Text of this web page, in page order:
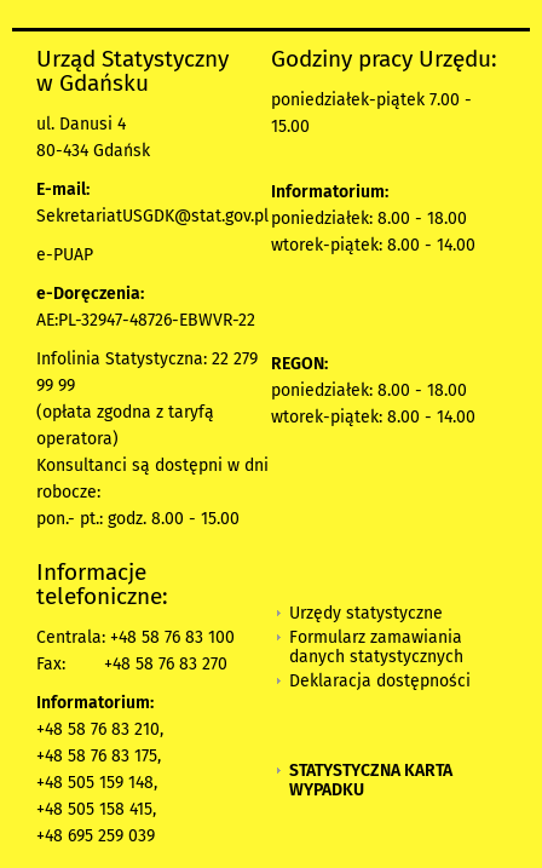
Urząd Statystyczny
w Gdańsku
ul. Danusi 4
80-434 Gdańsk
E-mail:
SekretariatUSGDK@stat.gov.pl
e-PUAP
e-Doręczenia:
AE:PL-32947-48726-EBWVR-22
Infolinia Statystyczna: 22 279
99 99
(opłata zgodna z taryfą
operatora)
Konsultanci są dostępni w dni
robocze:
pon.- pt.: godz. 8.00 - 15.00
Godziny pracy Urzędu:
poniedziałek-piątek 7.00 -
15.00
Informatorium:
poniedziałek: 8.00 - 18.00
wtorek-piątek: 8.00 - 14.00
REGON:
poniedziałek: 8.00 - 18.00
wtorek-piątek: 8.00 - 14.00
Informacje
telefoniczne:
Centrala: +48 58 76 83 100
Fax:
+48 58 76 83 270
Informatorium:
+48 58 76 83 210,
+48 58 76 83 175,
+48 505 159 148,
+48 505 158 415,
+48 695 259 039
Urzędy statystyczne
Formularz zamawiania
danych statystycznych
Deklaracja dostępności
STATYSTYCZNA KARTA
WYPADKU